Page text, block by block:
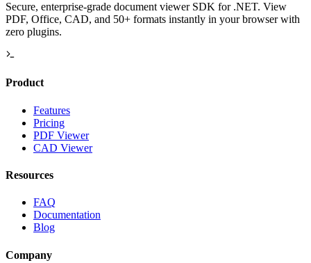
Secure, enterprise-grade document viewer SDK for .NET. View
PDF, Office, CAD, and 50+ formats instantly in your browser with
zero plugins.
Product
Features
Pricing
PDF Viewer
CAD Viewer
Resources
FAQ
Documentation
Blog
Company